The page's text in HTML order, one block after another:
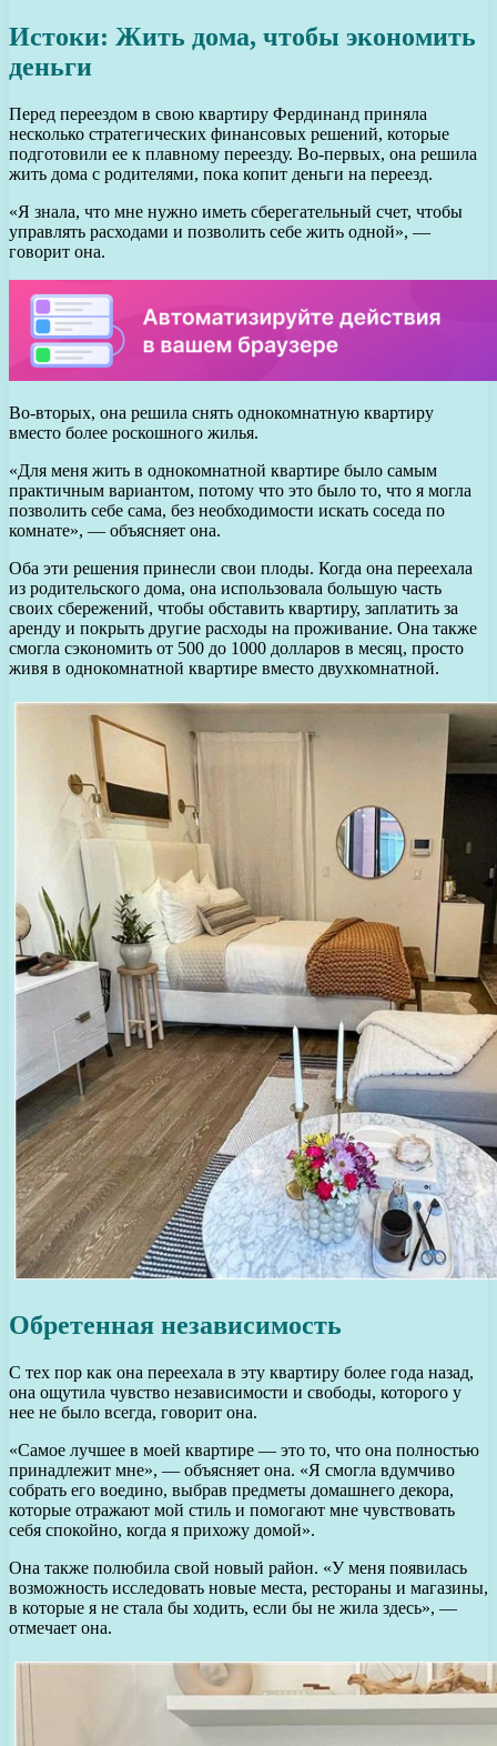
Истоки: Жить дома, чтобы экономить
деньги
Перед переездом в свою квартиру Фердинанд приняла
несколько стратегических финансовых решений, которые
подготовили ее к плавному переезду. Во-первых, она решила
жить дома с родителями, пока копит деньги на переезд.
«Я знала, что мне нужно иметь сберегательный счет, чтобы
управлять расходами и позволить себе жить одной», —
говорит она.
Во-вторых, она решила снять однокомнатную квартиру
вместо более роскошного жилья.
«Для меня жить в однокомнатной квартире было самым
практичным вариантом, потому что это было то, что я могла
позволить себе сама, без необходимости искать соседа по
комнате», — объясняет она.
Оба эти решения принесли свои плоды. Когда она переехала
из родительского дома, она использовала большую часть
своих сбережений, чтобы обставить квартиру, заплатить за
аренду и покрыть другие расходы на проживание. Она также
смогла сэкономить от 500 до 1000 долларов в месяц, просто
живя в однокомнатной квартире вместо двухкомнатной.
Обретенная независимость
С тех пор как она переехала в эту квартиру более года назад,
она ощутила чувство независимости и свободы, которого у
нее не было всегда, говорит она.
«Самое лучшее в моей квартире — это то, что она полностью
принадлежит мне», — объясняет она. «Я смогла вдумчиво
собрать его воедино, выбрав предметы домашнего декора,
которые отражают мой стиль и помогают мне чувствовать
себя спокойно, когда я прихожу домой».
Она также полюбила свой новый район. «У меня появилась
возможность исследовать новые места, рестораны и магазины,
в которые я не стала бы ходить, если бы не жила здесь», —
отмечает она.